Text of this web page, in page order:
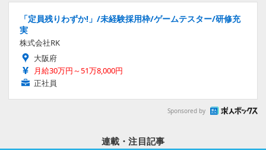
「定員残りわずか!」/未経験採用枠/ゲームテスター/研修充
実
株式会社RK
大阪府
月給30万円～51万8,000円
正社員
Sponsored by
連載・注目記事